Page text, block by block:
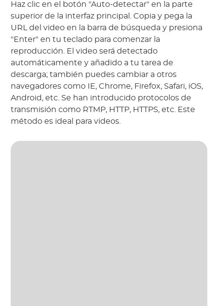
Haz clic en el botón "Auto-detectar" en la parte
superior de la interfaz principal. Copia y pega la
URL del video en la barra de búsqueda y presiona
"Enter" en tu teclado para comenzar la
reproducción. El video será detectado
automáticamente y añadido a tu tarea de
descarga; también puedes cambiar a otros
navegadores como IE, Chrome, Firefox, Safari, iOS,
Android, etc. Se han introducido protocolos de
transmisión como RTMP, HTTP, HTTPS, etc. Este
método es ideal para videos.